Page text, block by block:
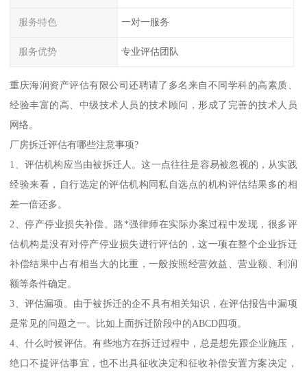
服务特色 一对一服务
服务优势 专业评估团队
重庆海润资产评估有限公司还聘请了多名来自不同学科的高素质、
经验丰富的高、中级技术人员的技术顾问，形成了完善的技术人员
网络。
厂房拆迁评估有哪些注意事项?
1、评估机构应当由被拆迁人。这一点往往是容易被忽视的，从实践
经验来看，自行选定的评估机构同私自选点的机构评估结果多的相
差一倍还多。
2、停产停业损失补偿。路*强律师在实际办案过程中发现，很多评
估机构是没有对停产停业损失进行评估的，这一项在整个企业拆迁
补偿结果中占有相当大的比重，一般按照经营效益、营业额、利润
额等条件确定。
3、评估漏项。由于被拆迁的企不具有相关知识，在评估报告中漏项
是常见的问题之一。比如上面拆迁阶段中的ABCD四项。
4、什么时候评估。有些地方在拆迁过程中，总是想先跟企业施压，
绝口不提评估事宜，也不出具征收决定和征收补偿安置方案决定，